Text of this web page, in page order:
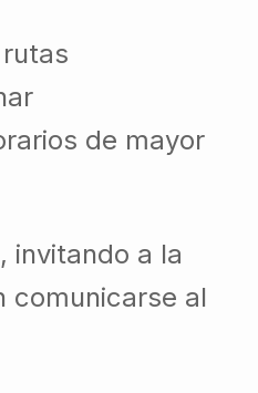
de mayor
invitando a la
comunicarse al